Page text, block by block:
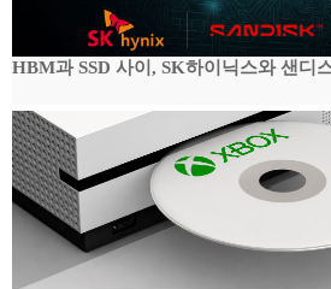
HBM과 SSD 사이, SK하이닉스와 샌디